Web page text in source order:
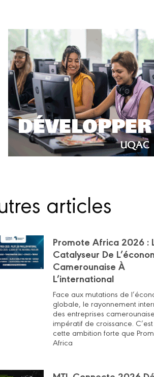
articles
Promote Africa 2026 :
Catalyseur De
Camerounaise À
L’international
Face aux mutations de
globale, le rayonnement
des entreprises
impératif de croissance.
cette ambition forte que
Africa